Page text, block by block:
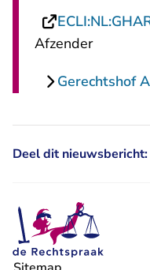
Afzender
Gerechtshof
Deel dit nieuwsbericht: